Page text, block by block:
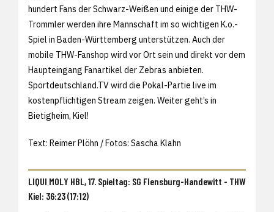
hundert Fans der Schwarz-Weißen und einige der THW-
Trommler werden ihre Mannschaft im so wichtigen K.o.-
Spiel in Baden-Württemberg unterstützen. Auch der
mobile THW-Fanshop wird vor Ort sein und direkt vor dem
Haupteingang Fanartikel der Zebras anbieten.
Sportdeutschland.TV wird die Pokal-Partie live im
kostenpflichtigen Stream zeigen. Weiter geht’s in
Bietigheim, Kiel!
Text: Reimer Plöhn / Fotos: Sascha Klahn
LIQUI MOLY HBL, 17. Spieltag: SG Flensburg-Handewitt - THW
Kiel: 36:23 (17:12)